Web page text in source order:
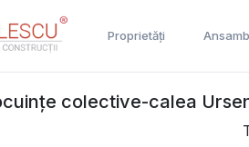
Proprietăți
colective-calea